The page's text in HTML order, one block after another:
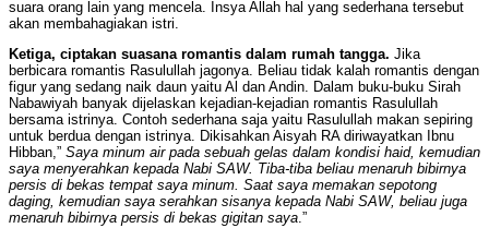
suara orang lain yang mencela. Insya Allah hal yang sederhana tersebut
akan membahagiakan istri.
Ketiga, ciptakan suasana romantis dalam rumah tangga. Jika
berbicara romantis Rasulullah jagonya. Beliau tidak kalah romantis dengan
figur yang sedang naik daun yaitu Al dan Andin. Dalam buku-buku Sirah
Nabawiyah banyak dijelaskan kejadian-kejadian romantis Rasulullah
bersama istrinya. Contoh sederhana saja yaitu Rasulullah makan sepiring
untuk berdua dengan istrinya. Dikisahkan Aisyah RA diriwayatkan Ibnu
Hibban,” Saya minum air pada sebuah gelas dalam kondisi haid, kemudian
saya menyerahkan kepada Nabi SAW. Tiba-tiba beliau menaruh bibirnya
persis di bekas tempat saya minum. Saat saya memakan sepotong
daging, kemudian saya serahkan sisanya kepada Nabi SAW, beliau juga
menaruh bibirnya persis di bekas gigitan saya.”